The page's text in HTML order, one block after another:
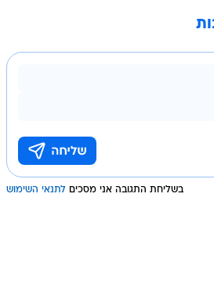
בשליחת התגובה אני מסכים לתנאי השימוש